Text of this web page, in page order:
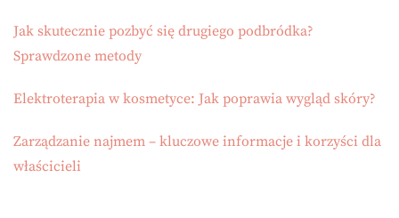
Jak skutecznie pozbyć się drugiego podbródka?
Sprawdzone metody
Elektroterapia w kosmetyce: Jak poprawia wygląd skóry?
Zarządzanie najmem – kluczowe informacje i korzyści dla
właścicieli